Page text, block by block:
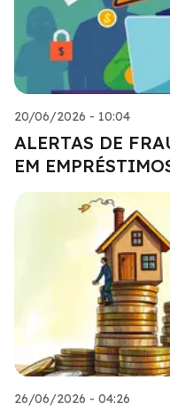
20/06/2026 - 10:04
ALERTAS DE
EM
26/06/2026 - 04:26